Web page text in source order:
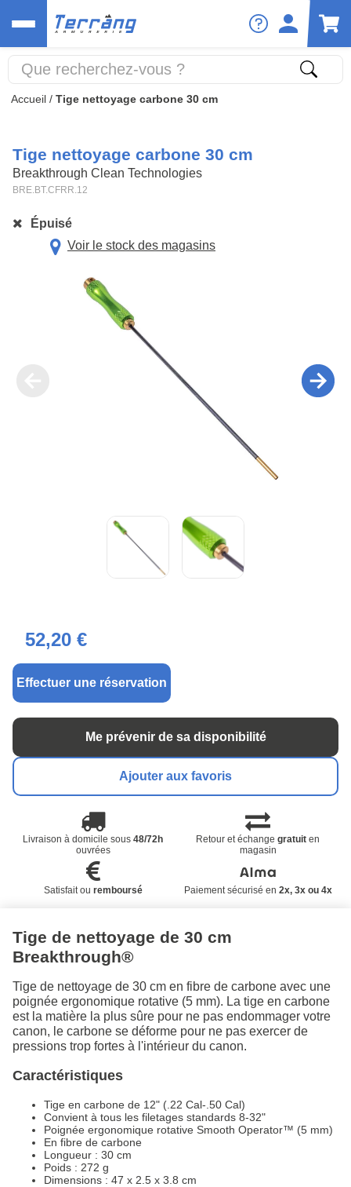
Accueil / Tige nettoyage carbone 30 cm
Tige nettoyage carbone 30 cm
Breakthrough Clean Technologies
BRE.BT.CFRR.12
Épuisé
Voir le stock des magasins
52,20 €
Effectuer une réservation
Me prévenir de sa disponibilité
Ajouter aux favoris
Livraison à domicile sous48/72h
ouvrées
Retour et échangegratuit en
magasin
Satisfait ou remboursé Paiement sécurisé en 2x, 3x ou 4x
Tige de nettoyage de 30 cm
Breakthrough®
Tige de nettoyage de 30 cm en fibre de carbone avec une
poignée ergonomique rotative (5 mm). La tige en carbone
est la matière la plus sûre pour ne pas endommager votre
canon, le carbone se déforme pour ne pas exercer de
pressions trop fortes à l'intérieur du canon.
Caractéristiques
Tige en carbone de 12" (.22 Cal-.50 Cal)
Convient à tous les filetages standards 8-32"
Poignée ergonomique rotative Smooth Operator™ (5 mm)
En fibre de carbone
Longueur : 30 cm
Poids : 272 g
Dimensions : 47 x 2.5 x 3.8 cm